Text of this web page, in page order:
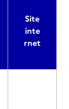
Site
inte
rnet